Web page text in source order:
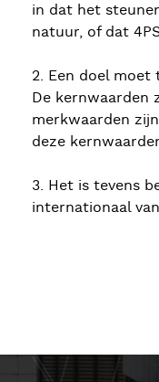
in dat het
natuur, of dat
2. Een doel moet
De kernwaarden
merkwaarden
deze
3. Het is tevens
internationaal